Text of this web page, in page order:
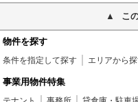
こ
物件を探す
条件を指定して探す エリアから
事業用物件特集